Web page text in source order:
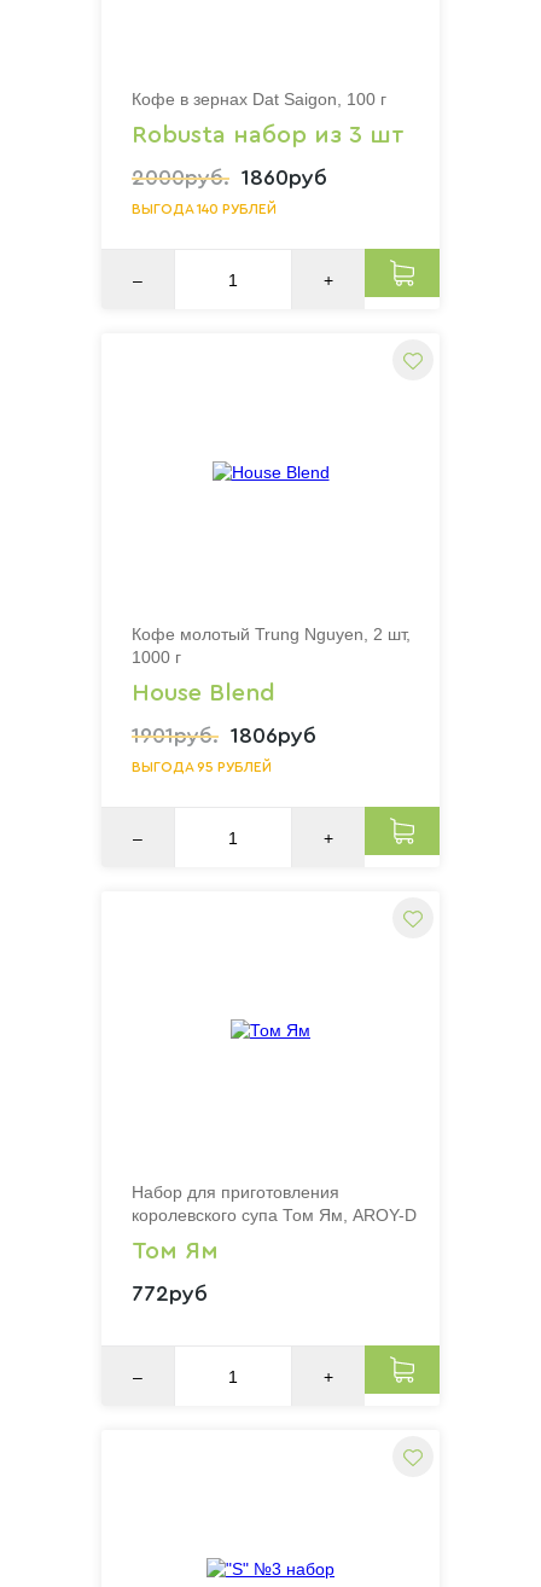
Кофе в зернах Dat Saigon, 100 г
Robusta набор из 3 шт
2000руб. 1860руб
ВЫГОДА 140 РУБЛЕЙ
– +
Кофе молотый Trung Nguyen, 2 шт,
1000 г
House Blend
1901руб. 1806руб
ВЫГОДА 95 РУБЛЕЙ
– +
Набор для приготовления
королевского супа Том Ям, AROY-D
Том Ям
772руб
– +